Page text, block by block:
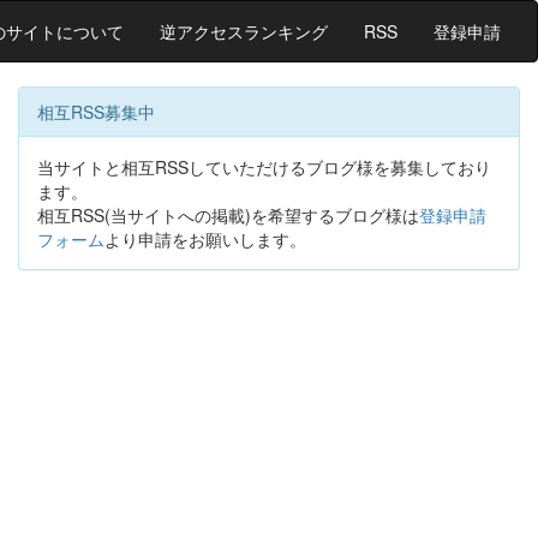
サイトについて 逆アクセスランキング RSS 登録申請
相互RSS募集中
当サイトと相互RSSしていただけるブログ様を募集しており
ます。
相互RSS(当サイトへの掲載)を希望するブログ様は登録申請
フォームより申請をお願いします。